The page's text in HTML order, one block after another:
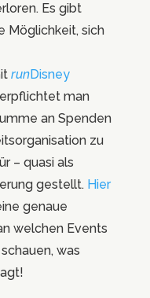
Es gibt
Möglichkeit, sich
runDisney
man
an Spenden
zu
– quasi als
gestellt. Hier
genaue
welchen Events
was